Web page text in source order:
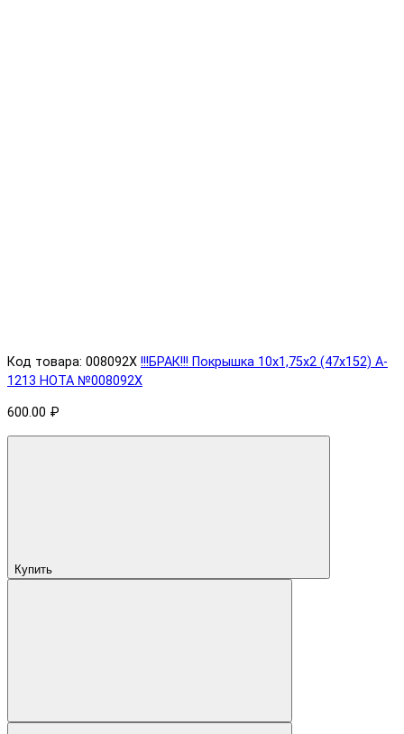
Код товара: 008092X !!!БРАК!!! Покрышка 10х1,75х2 (47x152) A-
1213 HOTA №008092X
600.00 ₽
Купить